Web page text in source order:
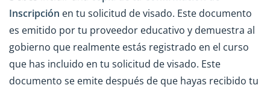
Inscripción en tu solicitud de visado. Este documento
es emitido por tu proveedor educativo y demuestra al
gobierno que realmente estás registrado en el curso
que has incluido en tu solicitud de visado. Este
documento se emite después de que hayas recibido tu